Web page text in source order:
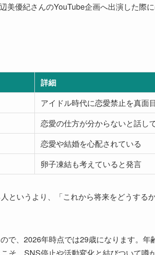
美優紀さんのYouTube企画へ出演した際
詳細
アイドル時代に恋愛禁止を真面
恋愛の仕方が分からないと話し
恋愛や結婚を心配されている
卵子凍結も考えていると発言
というより、「これから将来をどうする
で、2026年時点では29歳になります。年